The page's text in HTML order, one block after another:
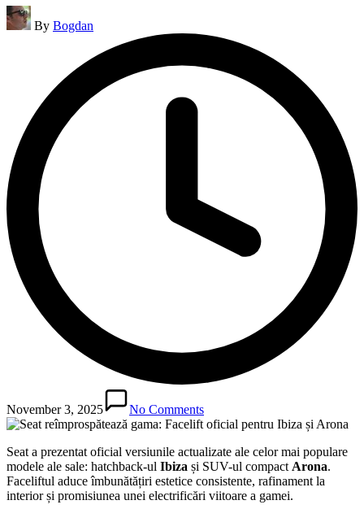
Posted
by
By Bogdan
November 3, 2025 No Comments
Seat a prezentat oficial versiunile actualizate ale celor mai populare
modele ale sale: hatchback-ul Ibiza și SUV-ul compact Arona.
Faceliftul aduce îmbunătățiri estetice consistente, rafinament la
interior și promisiunea unei electrificări viitoare a gamei.